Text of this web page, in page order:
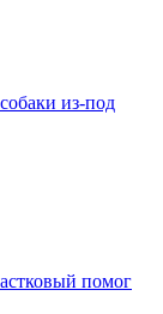
из-под
помог